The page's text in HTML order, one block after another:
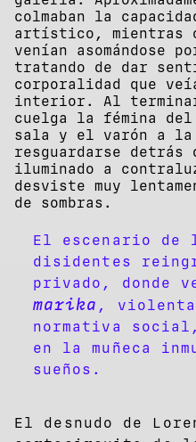
colmaban la
artístico, mientras
venían asomándose
tratando de dar
corporalidad que
interior. Al
cuelga la fémina
sala y el varón a la
resguardarse detrás
iluminado a
desviste muy
de sombras.
El escenario de
disidentes
privado, donde
marika ,
normativa
en la muñeca
sueños.
El desnudo de